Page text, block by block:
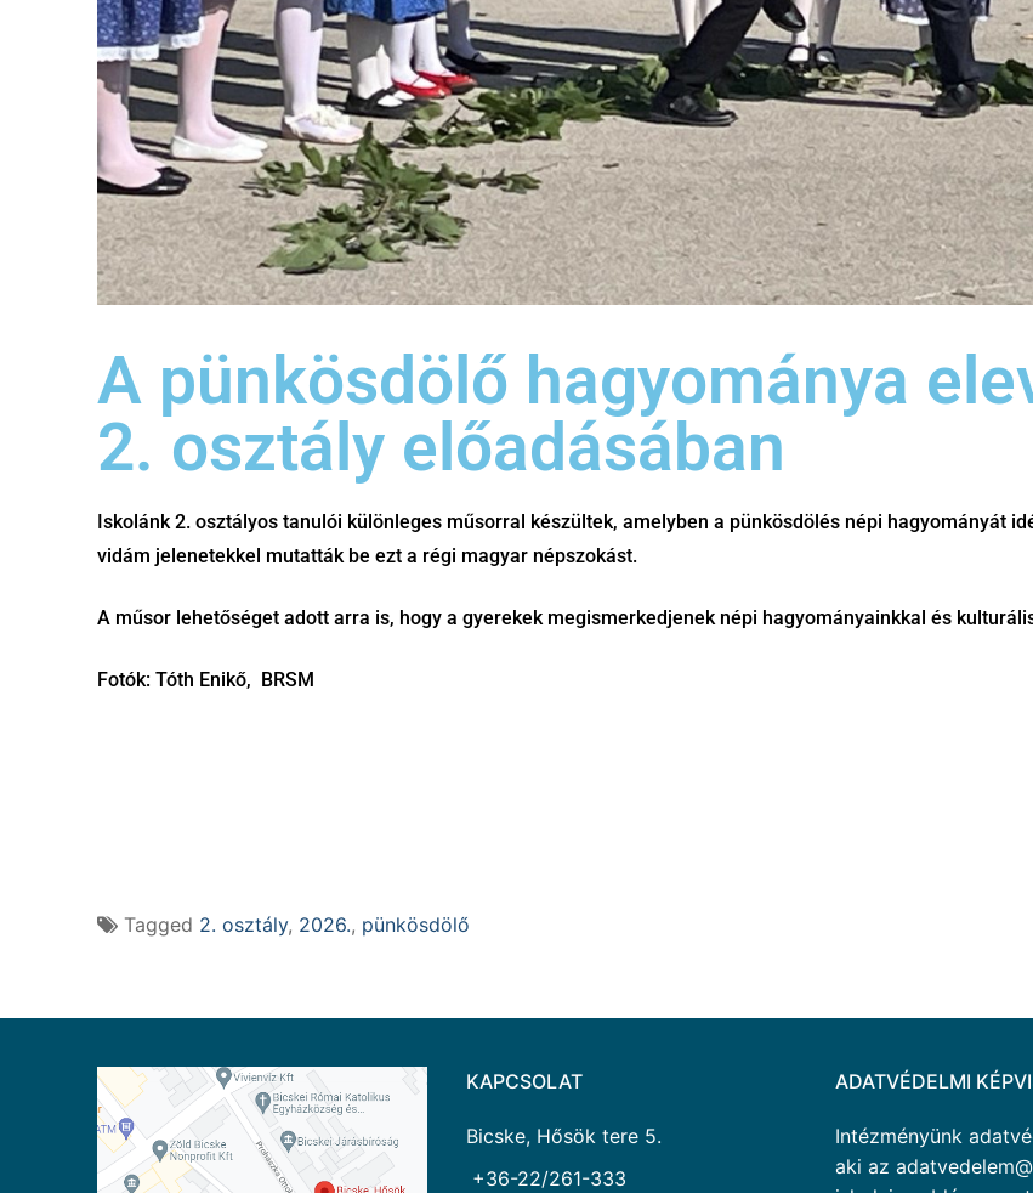
A pünkösdölő hagyománya
2. osztály előadásában
Iskolánk 2. osztályos tanulói különleges műsorral készültek, amelyben a pünkösdölés népi hagyományát
vidám jelenetekkel mutatták be ezt a régi magyar népszokást.
A műsor lehetőséget adott arra is, hogy a gyerekek megismerkedjenek népi hagyományainkkal és
Fotók: Tóth Enikő, BRSM
Tagged 2. osztály, 2026., pünkösdölő
KAPCSOLAT
Bicske, Hősök tere 5.
+36-22/261-333
ADATVÉDELMI
Intézményünk
aki az